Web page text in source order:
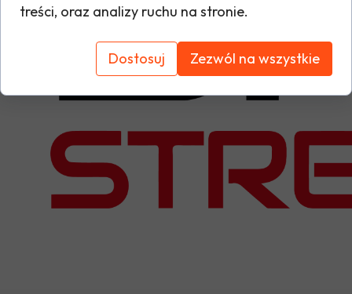
treści, oraz analizy ruchu na stronie.
Dostosuj Zezwól na wszystkie